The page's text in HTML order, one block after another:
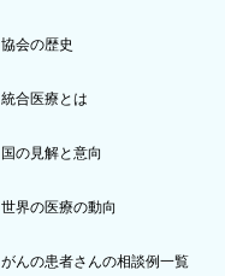
協会の歴史
統合医療とは
国の見解と意向
世界の医療の動向
がんの患者さんの相談例一覧